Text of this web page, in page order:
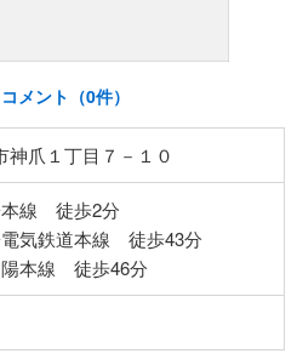
コメント（0件）
神爪１丁目７－１０
線 徒歩2分
気鉄道本線 徒歩43分
本線 徒歩46分